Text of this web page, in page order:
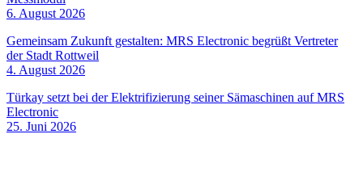
6. August 2026
Gemeinsam Zukunft gestalten: MRS Electronic begrüßt Vertreter
der Stadt Rottweil
4. August 2026
Türkay setzt bei der Elektrifizierung seiner Sämaschinen auf MRS
Electronic
25. Juni 2026